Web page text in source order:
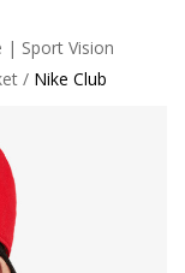
| Sport Vision
Nike Club